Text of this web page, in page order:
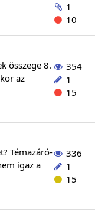
1
10
összege 8.
az
354
1
15
Témazáró-
igaz a
336
1
15